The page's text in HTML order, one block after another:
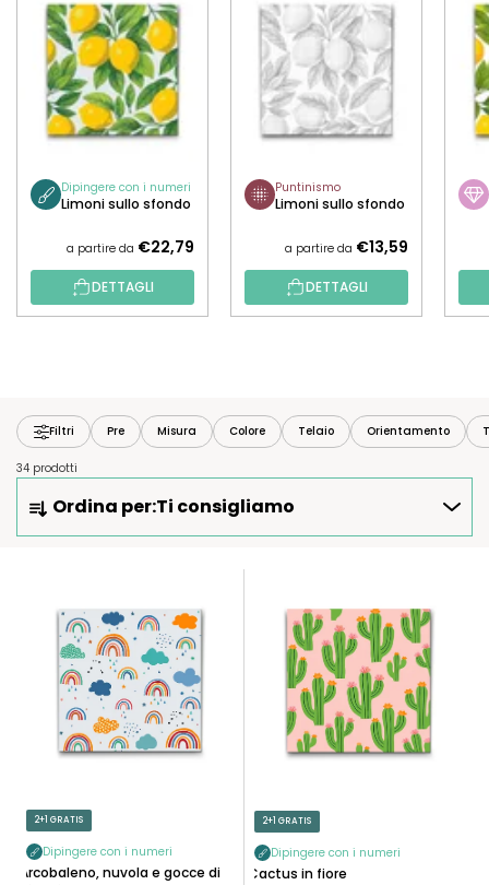
Dipingere con i numeri
Limoni sullo sfondo
a partire da €22,79
DETTAGLI
Puntinismo
Limoni sullo sfondo
a partire da €13,59
DETTAGLI
Filtri Pre Misura Colore Telaio Orientamento
34 prodotti
D
R
O
D
Ordina per:Ti consigliamo
P
R
O
2+1 GRATIS
Dipingere con i numeri
Arcobaleno, nuvola e gocce di
2+1 GRATIS
Dipingere con i numeri
Cactus in fiore